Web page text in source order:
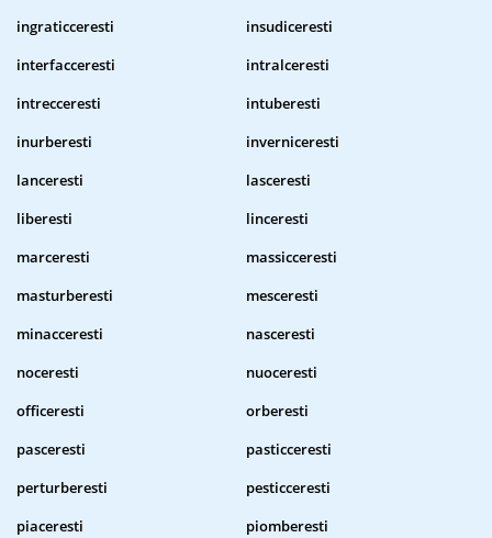
ingraticceresti
insudiceresti
interfacceresti
intralceresti
intrecceresti
intuberesti
inurberesti
inverniceresti
lanceresti
lasceresti
liberesti
linceresti
marceresti
massicceresti
masturberesti
mesceresti
minacceresti
nasceresti
noceresti
nuoceresti
officeresti
orberesti
pasceresti
pasticceresti
perturberesti
pesticceresti
piaceresti
piomberesti